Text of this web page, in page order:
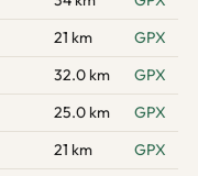
21 km
GPX
32.0 km
GPX
25.0 km
GPX
21 km
GPX